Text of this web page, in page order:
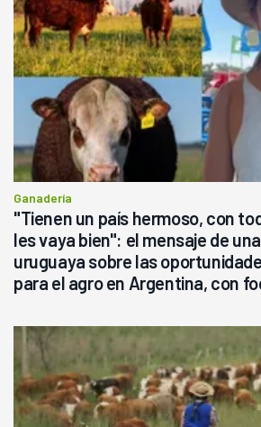
Ganadería
"Tienen un país hermoso, con
les vaya bien": el mensaje de
uruguaya sobre las
para el agro en Argentina, con